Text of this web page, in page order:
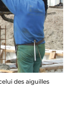
des aiguilles